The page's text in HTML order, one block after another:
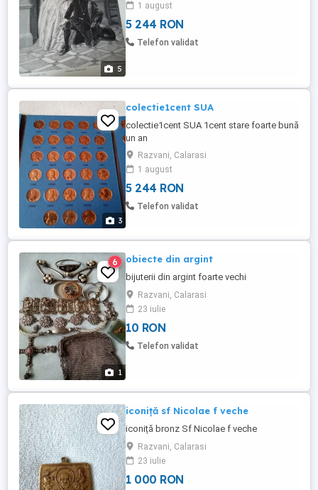
5
1 august
5 244 RON
Telefon validat
3
colectie1cent SUA
colectie1cent SUA 1cent stare foarte bună
un an
Razvani, Calarasi
1 august
5 244 RON
Telefon validat
1
6 obiecte din argint
bijuterii din argint foarte vechi
Razvani, Calarasi
23 iulie
10 RON
Telefon validat
iconiță sf Nicolae f veche
iconiță bronz Sf Nicolae f veche
Razvani, Calarasi
23 iulie
1 000 RON